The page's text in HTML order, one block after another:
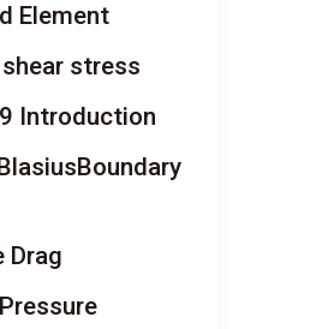
Element
stress
Introduction
Drag